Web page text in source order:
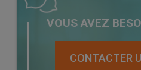
VOUS AVEZ
CONTACTER